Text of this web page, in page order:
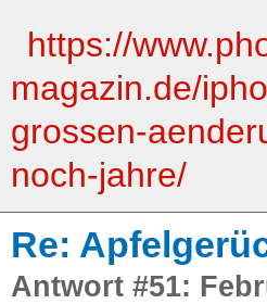
https://
magazin.de/
grossen-
noch-jahre/
Re:
Antwort #51: